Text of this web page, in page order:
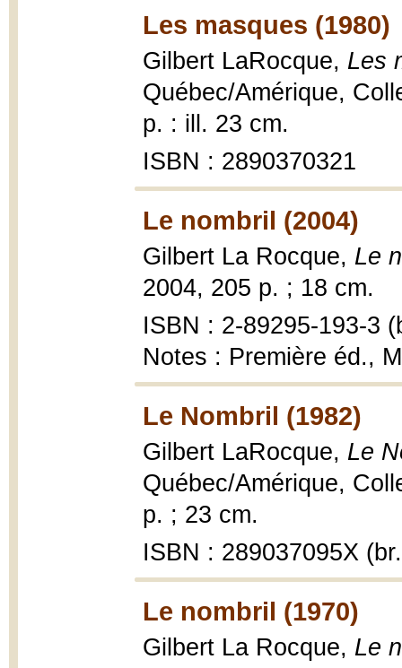
Les masques (1980)
Gilbert LaRocque, Les
Québec/Amérique,
p. : ill. 23 cm.
ISBN : 2890370321
Le nombril (2004)
Gilbert La Rocque, Le
2004, 205 p. ; 18 cm.
ISBN : 2-89295-193-3
Notes : Première éd.,
Le Nombril (1982)
Gilbert LaRocque, Le
Québec/Amérique,
p. ; 23 cm.
ISBN : 289037095X
Le nombril (1970)
Gilbert La Rocque, Le